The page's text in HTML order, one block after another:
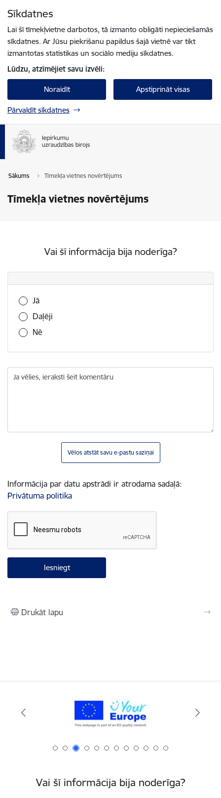
Sīkdatnes
Lai šī tīmekļvietne darbotos, tā izmanto obligāti nepieciešamās
sīkdatnes. Ar Jūsu piekrišanu papildus šajā vietnē var tikt
izmantotas statistikas un sociālo mediju sīkdatnes.
Lūdzu, atzīmējiet savu izvēli:
Noraidīt Apstiprināt visas
Pārvaldīt sīkdatnes
Sākums Tīmekļa vietnes novērtējums
Tīmekļa vietnes novērtējums
Vai šī informācija bija noderīga?
Vai šī informācija bija noderīga?
Jā
Daļēji
Nē
Ja vēlies, ieraksti šeit komentāru
Vēlos atstāt savu e-pastu saziņai
Informācija par datu apstrādi ir atrodama sadaļā:
Privātuma politika
Drukāt lapu
Vai šī informācija bija noderīga?